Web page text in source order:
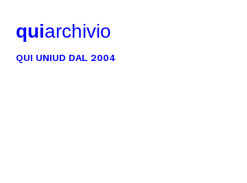
quiarchivio
QUI UNIUD DAL 2004